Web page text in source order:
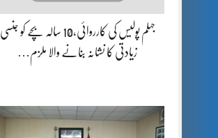
جہلم پولیس کی کارروائی،10 سالہ بچے کو جنسی
زیادتی کا نشانہ بنانے والا ملزم…